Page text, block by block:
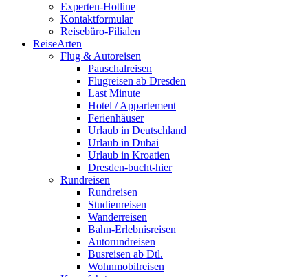
Experten-Hotline
Kontaktformular
Reisebüro-Filialen
ReiseArten
Flug & Autoreisen
Pauschalreisen
Flugreisen ab Dresden
Last Minute
Hotel / Appartement
Ferienhäuser
Urlaub in Deutschland
Urlaub in Dubai
Urlaub in Kroatien
Dresden-bucht-hier
Rundreisen
Rundreisen
Studienreisen
Wanderreisen
Bahn-Erlebnisreisen
Autorundreisen
Busreisen ab Dtl.
Wohnmobilreisen